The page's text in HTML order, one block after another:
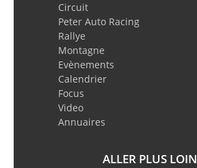
Circuit
Peter Auto Racing
Rallye
Montagne
Evènements
Calendrier
Focus
Video
Annuaires
ALLER PLUS LOIN